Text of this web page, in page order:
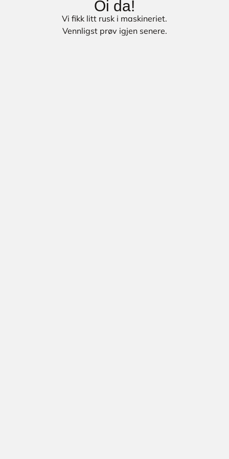
Oi da!
Vi fikk litt rusk i maskineriet.
Vennligst prøv igjen senere.